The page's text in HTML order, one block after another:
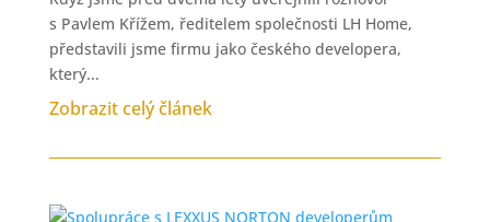
s Pavlem Křížem, ředitelem společnosti LH Home,
představili jsme firmu jako českého developera,
který...
Zobrazit celý článek